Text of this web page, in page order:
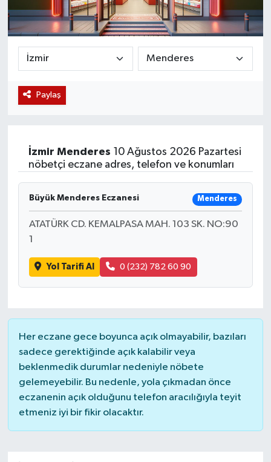
Paylaş
İzmir Menderes 10 Ağustos 2026 Pazartesi
nöbetçi eczane adres, telefon ve konumları
Büyük Menderes Eczanesi Menderes
ATATÜRK CD. KEMALPASA MAH. 103 SK. NO:90
1
Yol Tarifi Al 0 (232) 782 60 90
Her eczane gece boyunca açık olmayabilir, bazıları
sadece gerektiğinde açık kalabilir veya
beklenmedik durumlar nedeniyle nöbete
gelemeyebilir. Bu nedenle, yola çıkmadan önce
eczanenin açık olduğunu telefon aracılığıyla teyit
etmeniz iyi bir fikir olacaktır.
Magazin
Etkinlikler